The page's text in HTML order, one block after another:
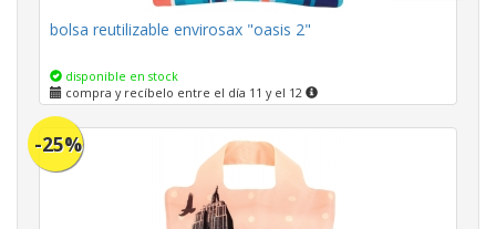
bolsa reutilizable envirosax "oasis 2"
disponible en stock
compra y recíbelo entre el día 11 y el 12
-25%